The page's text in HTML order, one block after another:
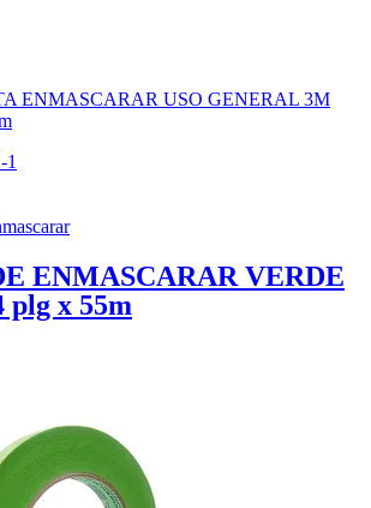
ENMASCARAR USO GENERAL 3M
1
ENMASCARAR VERDE
plg x 55m